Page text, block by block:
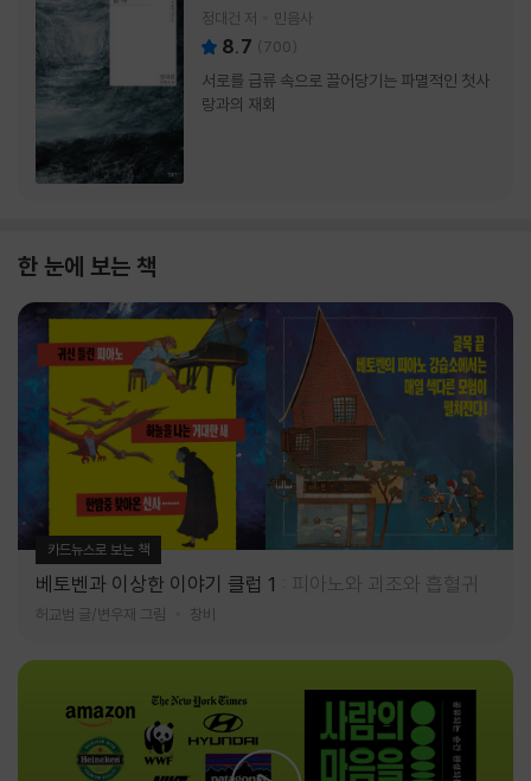
정대건 저 민음사
8.7 (700)
서로를 급류 속으로 끌어당기는 파멸적인 첫사
랑과의 재회
한 눈에 보는 책
카드뉴스로 보는 책
베토벤과 이상한 이야기 클럽 1 피아노와 괴조와 흡혈귀
허교범 글/변우재 그림 창비